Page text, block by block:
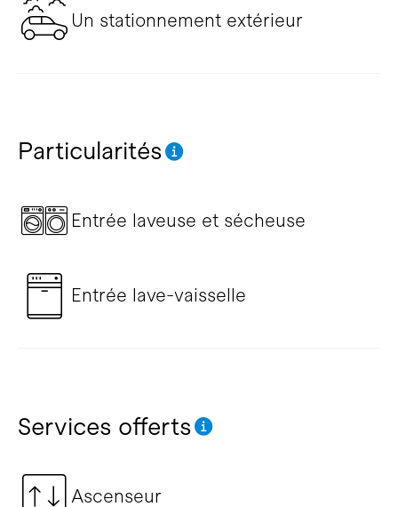
Un stationnement extérieur
Particularités
Entrée laveuse et sécheuse
Entrée lave-vaisselle
Services offerts
Ascenseur